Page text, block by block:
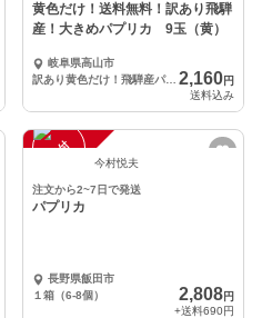
黄色だけ！送料無料！訳あり飛騨
産！大きめパプリカ 9玉（黄）
岐阜県高山市
訳あり黄色だけ！飛騨産パプリカ 9玉
2,160円
送料込み
注
文
受
付
停
止 今村悦夫
注文から2~7日で発送
パプリカ
長野県飯田市
１箱（6-8個）
2,808円
+送料690円